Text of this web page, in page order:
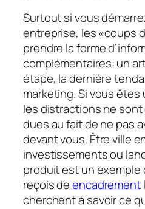
Surtout si vous
entreprise, les «coups
prendre la forme
complémentaires: un
étape, la dernière
marketing. Si vous êtes
les distractions ne
dues au fait de ne pas
devant vous. Être ville
investissements ou
produit est un exemple
reçois deencadrement
cherchent à savoir ce